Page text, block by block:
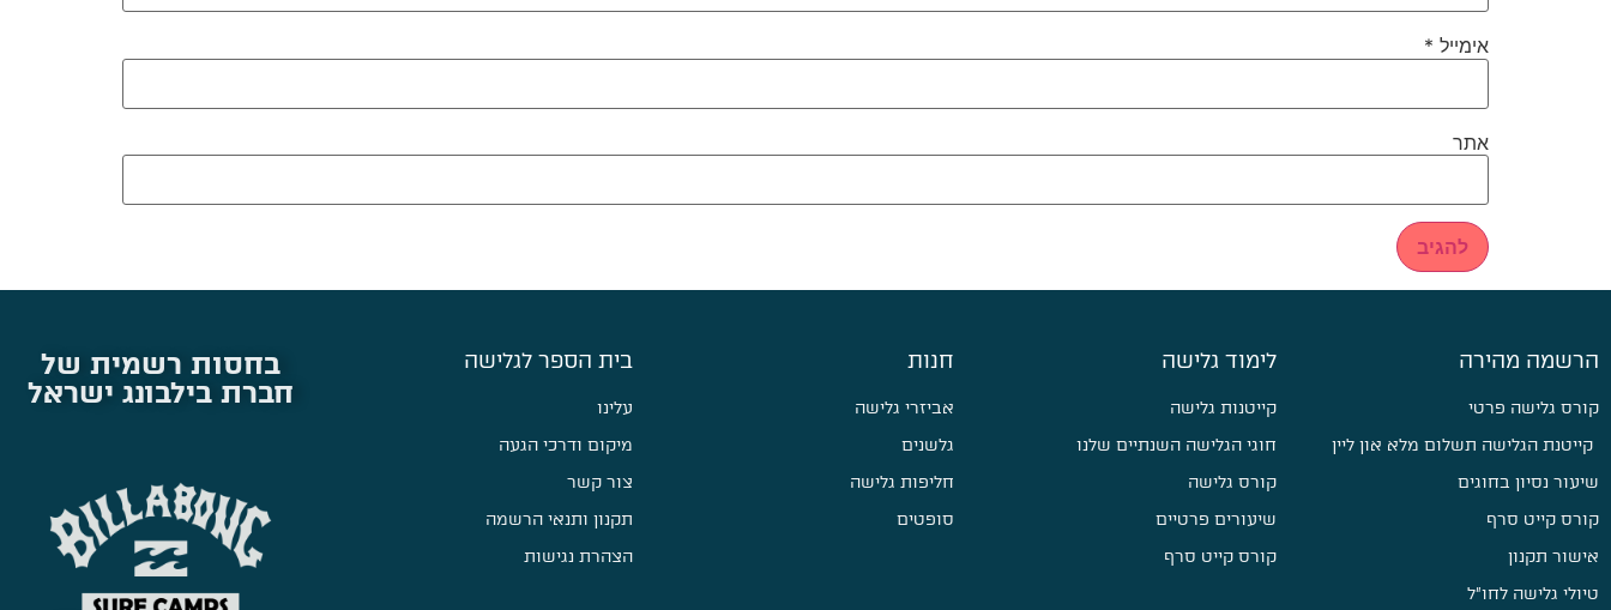
אימייל *
אתר
הרשמה מהירה
קורס גלישה פרטי
קייטנת הגלישה תשלום מלא און ליין
שיעור נסיון בחוגים
קורס קייט סרף
אישור תקנון
טיולי גלישה לחו״ל
לימוד גלישה
קייטנות גלישה
חוגי הגלישה השנתיים שלנו
קורס גלישה
שיעורים פרטיים
קורס קייט סרף
חנות
אביזרי גלישה
גלשנים
חליפות גלישה
סופטים
בית הספר לגלישה
עלינו
מיקום ודרכי הגעה
צור קשר
תקנון ותנאי הרשמה
הצהרת נגישות
בחסות רשמית של
חברת בילבונג ישראל